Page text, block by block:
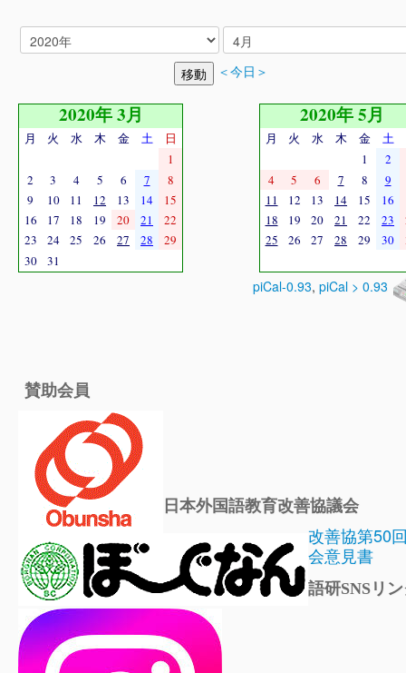
＜今日＞
2020年 3月
月 火 水 木 金 土
日
1
2
3 4 5 6 7
8
9
10 11 12 13 14
15
16
17 18 19 20 21
22
23
24 25 26 27 28
29
30
31
2020年 5月
月 火 水 木 金 土
1
2
4
5 6 7 8 9
11
12 13 14 15 16
18
19 20 21 22 23
25
26 27 28 29 30
piCal-0.93, piCal > 0.93
賛助会員
日本外国語教育改善協議会
改善協第50
会意見書
語研SNSリ